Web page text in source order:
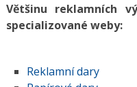
Většinu reklamních
specializované weby:
Reklamní dary